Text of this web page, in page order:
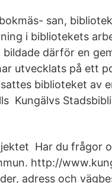
san,
i bibliotekets
därför en
utvecklats på ett
biblioteket av
Kungälvs
Har du frågor
http://
adress och